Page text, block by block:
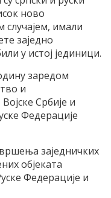
ново
случајем, имали
заједно
у истој јединици.
заредом
и
Србије и
Федерације
заједничких
објеката
Федерације и